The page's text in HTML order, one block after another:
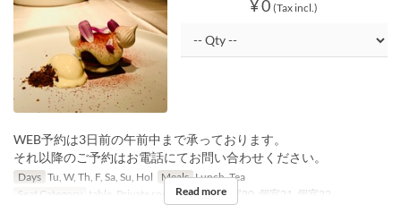
¥ 0 (Tax incl.)
WEB予約は3日前の午前中まで承っております。
それ以降のご予約はお電話にてお問い合わせください。
Days Tu, W, Th, F, Sa, Su, Hol Meals Lunch, Tea
Seat Category
table, Private room, 個室19, 個室20, 個室21, 個室22
Read more